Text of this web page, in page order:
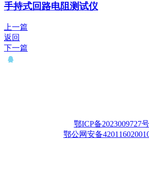
手持式回路电阻测试仪
上一篇
返回
下一篇
鄂ICP备2023009727
鄂公网安备